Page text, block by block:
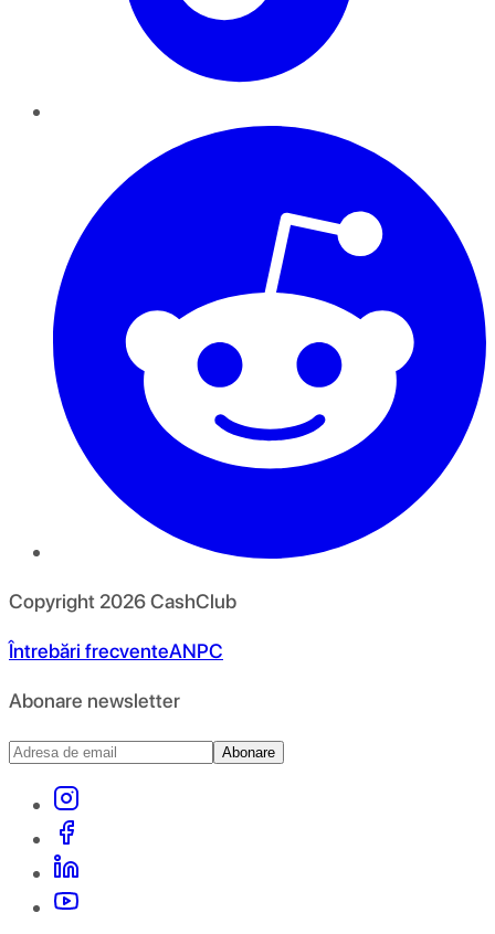
Copyright 2026CashClub
Întrebări frecventeANPC
Abonare newsletter
Abonare